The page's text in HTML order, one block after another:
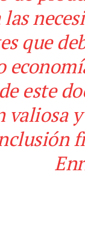
que
este
valiosa